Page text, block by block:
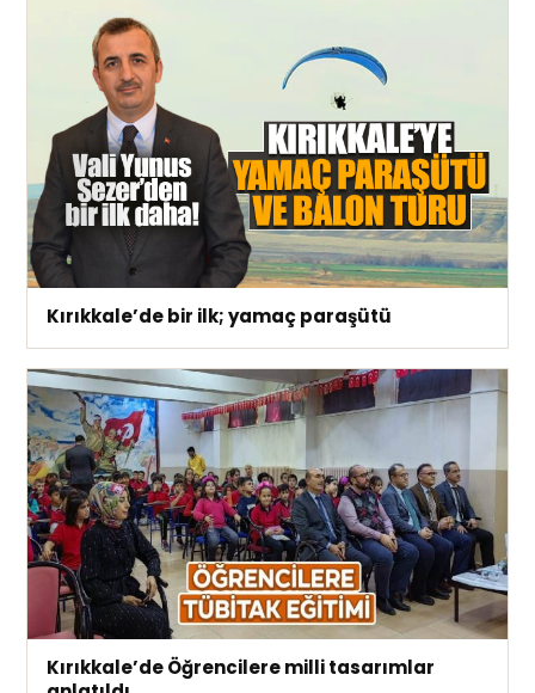
Kırıkkale’de bir ilk; yamaç paraşütü
Kırıkkale’de Öğrencilere milli tasarımlar